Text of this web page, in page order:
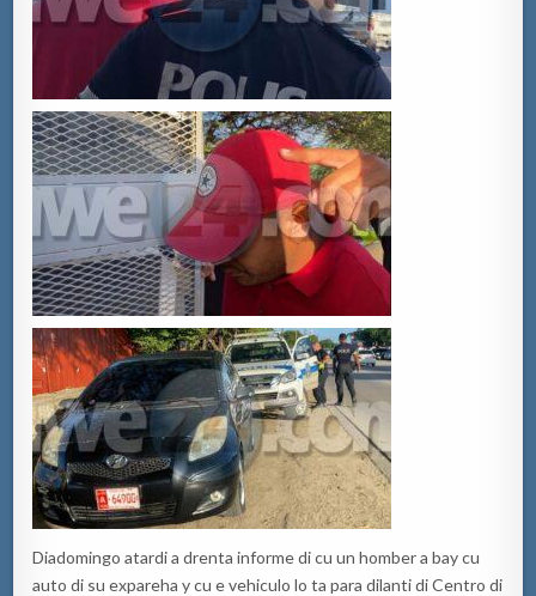
Diadomingo atardi a drenta informe di cu un homber a bay cu
auto di su expareha y cu e vehiculo lo ta para dilanti di Centro di